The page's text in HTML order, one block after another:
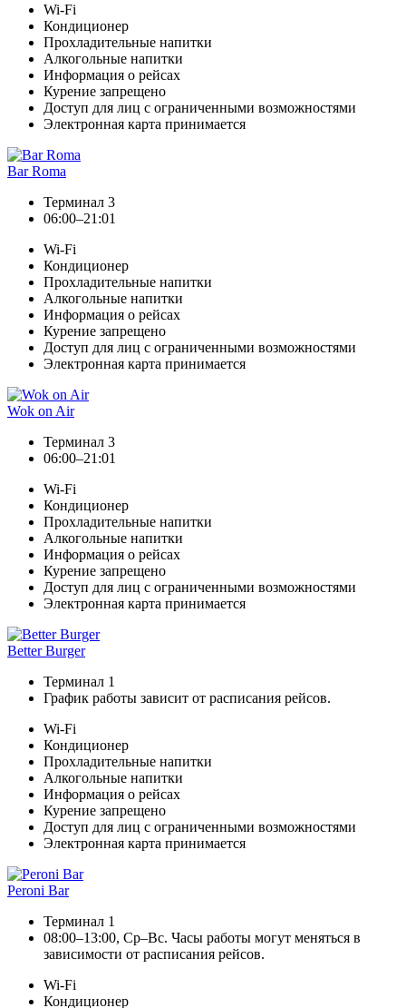
Wi-Fi
Кондиционер
Прохладительные напитки
Алкогольные напитки
Информация о рейсах
Курение запрещено
Доступ для лиц с ограниченными возможностями
Электронная карта принимается
Bar Roma
Терминал 3
06:00–21:01
Wi-Fi
Кондиционер
Прохладительные напитки
Алкогольные напитки
Информация о рейсах
Курение запрещено
Доступ для лиц с ограниченными возможностями
Электронная карта принимается
Wok on Air
Терминал 3
06:00–21:01
Wi-Fi
Кондиционер
Прохладительные напитки
Алкогольные напитки
Информация о рейсах
Курение запрещено
Доступ для лиц с ограниченными возможностями
Электронная карта принимается
Better Burger
Терминал 1
График работы зависит от расписания рейсов.
Wi-Fi
Кондиционер
Прохладительные напитки
Алкогольные напитки
Информация о рейсах
Курение запрещено
Доступ для лиц с ограниченными возможностями
Электронная карта принимается
Peroni Bar
Терминал 1
08:00–13:00, Ср–Вс. Часы работы могут меняться в
зависимости от расписания рейсов.
Wi-Fi
Кондиционер